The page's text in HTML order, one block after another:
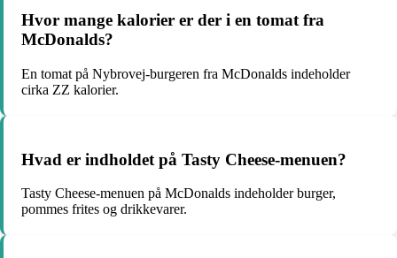
Hvor mange kalorier er der i en tomat fra
McDonalds?
En tomat på Nybrovej-burgeren fra McDonalds indeholder
cirka ZZ kalorier.
Hvad er indholdet på Tasty Cheese-menuen?
Tasty Cheese-menuen på McDonalds indeholder burger,
pommes frites og drikkevarer.